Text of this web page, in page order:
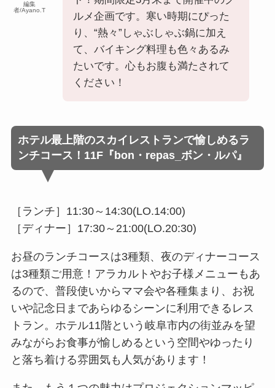
編集
者/Ayano.T
ルメ企画です。寒い時期にぴった
り、“熱々”しゃぶしゃぶ鍋に加え
て、バイキング料理も色々あるみ
たいです。心もお腹も満たされて
ください！
ホテル最上階のスカイレストランで愉しめるラ
ンチコース！11F『bon・repas_ボン・ルパ』
［ランチ］11:30～14:30(LO.14:00)
［ディナー］17:30～21:00(LO.20:30)
お昼のランチコースは3種類、夜のディナーコース
は3種類ご用意！アラカルトやお子様メニューもあ
るので、普段使いからママ会や各種集まり、お祝
いや記念日まであらゆるシーンに利用できるレス
トラン。ホテル11階という岐阜市内の街並みを望
みながらお食事が愉しめるという空間やゆったり
と落ち着ける雰囲気も人気があります！